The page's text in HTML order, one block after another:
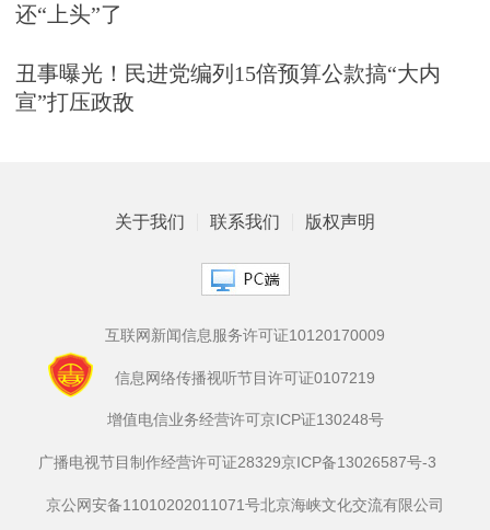
还“上头”了
丑事曝光！民进党编列15倍预算公款搞“大内
宣”打压政敌
关于我们 联系我们 版权声明
互联网新闻信息服务许可证10120170009
信息网络传播视听节目许可证0107219
增值电信业务经营许可京ICP证130248号
广播电视节目制作经营许可证28329京ICP备13026587号-3
京公网安备11010202011071号北京海峡文化交流有限公司